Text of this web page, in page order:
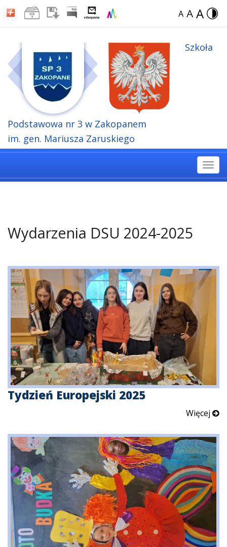
A A A
Szkoła
Podstawowa nr 3 w Zakopanem
im. gen. Mariusza Zaruskiego
Wydarzenia DSU 2024-2025
Tydzień Europejski 2025
Więcej